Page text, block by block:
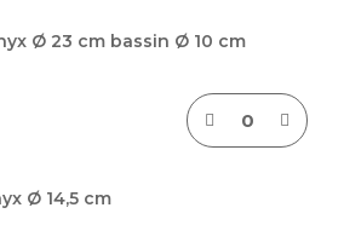
Ø 23 cm bassin Ø 10 cm
Ø 14,5 cm